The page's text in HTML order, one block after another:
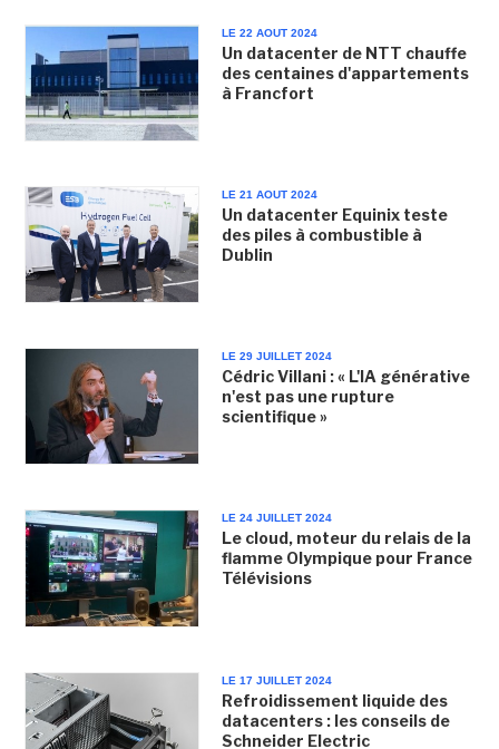
LE 22 AOUT 2024
Un datacenter de NTT chauffe
des centaines d'appartements
à Francfort
LE 21 AOUT 2024
Un datacenter Equinix teste
des piles à combustible à
Dublin
LE 29 JUILLET 2024
Cédric Villani : « L'IA générative
n'est pas une rupture
scientifique »
LE 24 JUILLET 2024
Le cloud, moteur du relais de la
flamme Olympique pour France
Télévisions
LE 17 JUILLET 2024
Refroidissement liquide des
datacenters : les conseils de
Schneider Electric